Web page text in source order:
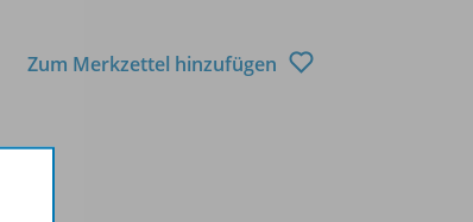
Zum Merkzettel hinzufügen